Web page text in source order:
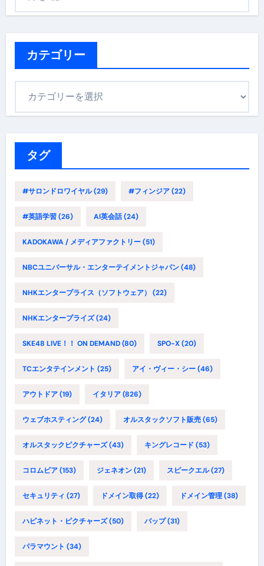
カテゴリー
タグ
#サロンドロワイヤル(29) #フィンジア(22)
#英語学習(26) AI英会話(24)
KADOKAWA / メディアファクトリー(51)
NBCユニバーサル・エンターテイメントジャパン(48)
NHKエンタープライス（ソフトウェア） (22)
NHKエンタープライズ(24)
SKE48 LIVE！！ ON DEMAND(80) SPO-X(20)
TCエンタテインメント (25) アイ・ヴィー・シー(46)
アウトドア(19) イタリア(826)
ウェブホスティング(24) オルスタックソフト販売(65)
オルスタックピクチャーズ(43) キングレコード (53)
コロムビア(153) ジェネオン(21) スピークエル(27)
セキュリティ (27) ドメイン取得(22) ドメイン管理(38)
ハピネット・ピクチャーズ(50) バップ(31)
パラマウント (34)